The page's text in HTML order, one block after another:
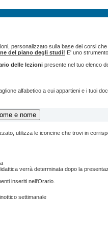
personalizzato sulla base dei corsi che
del piano degli studi! E' uno
delle lezionipresente nel tuo elenco
alfabetico a cui appartieni e i tuoi
utilizza le iconcine che trovi in
verrà determinata dopo la
inseriti nell'Orario.
settimanale